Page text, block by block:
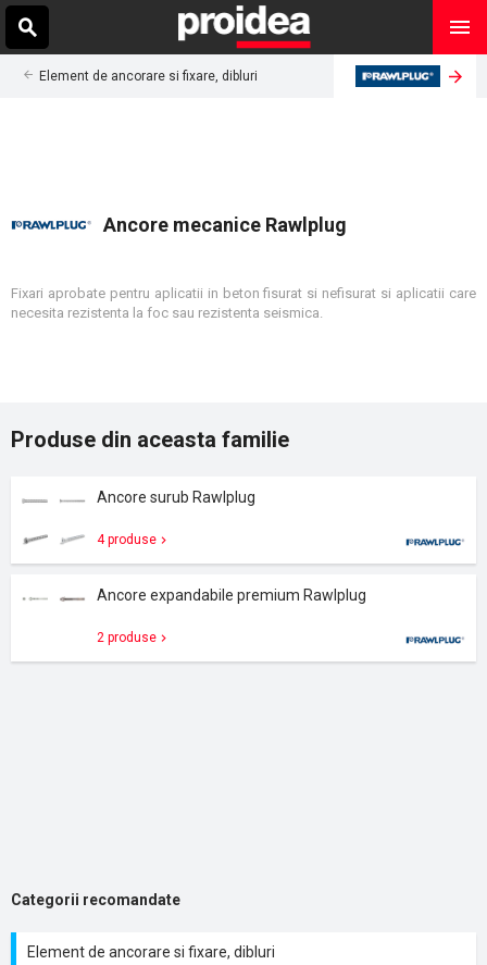
Element de ancorare si fixare, dibluri
Ancore mecanice Rawlplug
Fixari aprobate pentru aplicatii in beton fisurat si nefisurat si aplicatii care
necesita rezistenta la foc sau rezistenta seismica.
Produse din aceasta familie
Ancore surub Rawlplug
4 produse
Ancore expandabile premium Rawlplug
2 produse
Categorii recomandate
Element de ancorare si fixare, dibluri